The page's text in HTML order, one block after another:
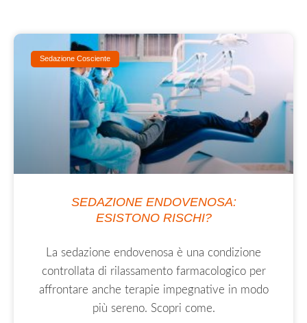
Sedazione Cosciente
SEDAZIONE ENDOVENOSA:
ESISTONO RISCHI?
La sedazione endovenosa è una condizione
controllata di rilassamento farmacologico per
affrontare anche terapie impegnative in modo
più sereno. Scopri come.